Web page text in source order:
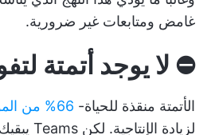
غامض ومتابعات غير ضرورية.
⛔️ لا يوجد أتمتة
الأتمتة منقذة للحياة- 66% من الموظفين
لزيادة الإنتاجية. لكن Teams يبقيك في الوضع اليدوي.